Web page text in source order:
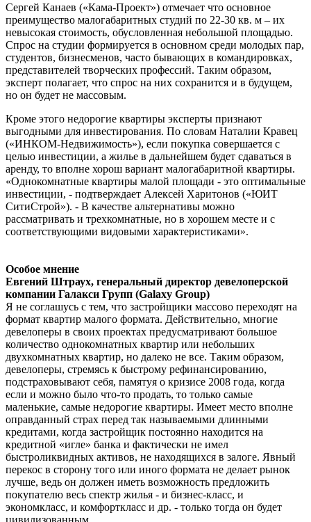
Сергей Канаев («Кама-Проект») отмечает что основное
преимущество малогабаритных студий по 22-30 кв. м – их
невысокая стоимость, обусловленная небольшой площадью.
Спрос на студии формируется в основном среди молодых пар,
студентов, бизнесменов, часто бывающих в командировках,
представителей творческих профессий. Таким образом,
эксперт полагает, что спрос на них сохранится и в будущем,
но он будет не массовым.
Кроме этого недорогие квартиры эксперты признают
выгодными для инвестирования. По словам Наталии Кравец
(«ИНКОМ-Недвижимость»), если покупка совершается с
целью инвестиции, а жилье в дальнейшем будет сдаваться в
аренду, то вполне хорош вариант малогабаритной квартиры.
«Однокомнатные квартиры малой площади - это оптимальные
инвестиции, - подтверждает Алексей Харитонов («ЮИТ
СитиСтрой»). - В качестве альтернативы можно
рассматривать и трехкомнатные, но в хорошем месте и с
соответствующими видовыми характеристиками».
Особое мнение
Евгений Штраух, генеральный директор девелоперской
компании Галакси Групп (Galaxy Group)
Я не соглашусь с тем, что застройщики массово переходят на
формат квартир малого формата. Действительно, многие
девелоперы в своих проектах предусматривают большое
количество однокомнатных квартир или небольших
двухкомнатных квартир, но далеко не все. Таким образом,
девелоперы, стремясь к быстрому рефинансированию,
подстраховывают себя, памятуя о кризисе 2008 года, когда
если и можно было что-то продать, то только самые
маленькие, самые недорогие квартиры. Имеет место вполне
оправданный страх перед так называемыми длинными
кредитами, когда застройщик постоянно находится на
кредитной «игле» банка и фактически не имел
быстроликвидных активов, не находящихся в залоге. Явный
перекос в сторону того или иного формата не делает рынок
лучше, ведь он должен иметь возможность предложить
покупателю весь спектр жилья - и бизнес-класс, и
экономкласс, и комфорткласс и др. - только тогда он будет
цивилизованным.